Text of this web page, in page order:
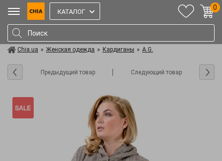
КАТАЛОГ
0
Chia.ua » Женская одежда » Кардиганы » A.G.
Предыдущий товар Следующий товар